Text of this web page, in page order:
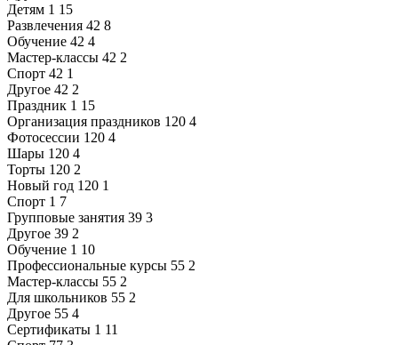
Детям 1 15
Развлечения 42 8
Обучение 42 4
Мастер-классы 42 2
Спорт 42 1
Другое 42 2
Праздник 1 15
Организация праздников 120 4
Фотосессии 120 4
Шары 120 4
Торты 120 2
Новый год 120 1
Спорт 1 7
Групповые занятия 39 3
Другое 39 2
Обучение 1 10
Профессиональные курсы 55 2
Мастер-классы 55 2
Для школьников 55 2
Другое 55 4
Сертификаты 1 11